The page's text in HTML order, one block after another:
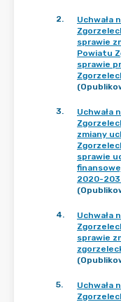
2.
Uchwała
sprawie
Powiatu
sprawie
3.
Uchwała
zmiany
sprawie
2020-
4.
Uchwała
sprawie
5.
Uchwała